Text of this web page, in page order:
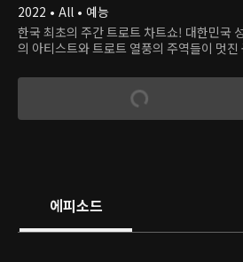
2022 • All • 예능
한국 최초의 주간 트로트 차트쇼! 대한민국
의 아티스트와 트로트 열풍의 주역들이 멋
에피소드